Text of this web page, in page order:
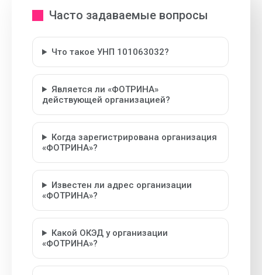
Часто задаваемые вопросы
Что такое УНП 101063032?
Является ли «ФОТРИНА»
действующей организацией?
Когда зарегистрирована организация
«ФОТРИНА»?
Известен ли адрес организации
«ФОТРИНА»?
Какой ОКЭД у организации
«ФОТРИНА»?